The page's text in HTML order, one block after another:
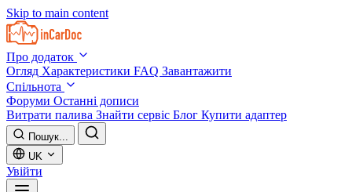
Skip to main content
Про додаток
Огляд Характеристики FAQ Завантажити
Спільнота
Форуми Останні дописи
Витрати палива Знайти сервіс Блог Купити адаптер
Пошук...
UK
Увійти